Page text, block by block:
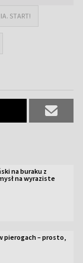
START!
na buraku z
na wyraziste
pierogach – prosto,